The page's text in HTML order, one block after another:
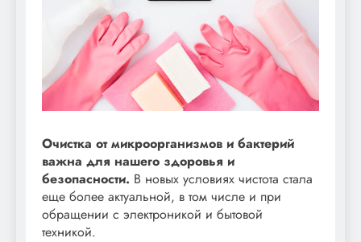
Очистка от микроорганизмов и бактерий
важна для нашего здоровья и
безопасности. В новых условиях чистота стала
еще более актуальной, в том числе и при
обращении с электроникой и бытовой
техникой.